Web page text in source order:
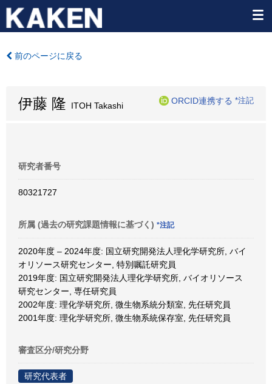
前のページに戻る
伊藤 隆 ITOH Takashi
ORCID連携する *注記
研究者番号
80321727
所属 (過去の研究課題情報に基づく) *注記
2020年度 – 2024年度: 国立研究開発法人理化学研究所, バイ
オリソース研究センター, 特別嘱託研究員
2019年度: 国立研究開発法人理化学研究所, バイオリソース
研究センター, 専任研究員
2002年度: 理化学研究所, 微生物系統分類室, 先任研究員
2001年度: 理化学研究所, 微生物系統保存室, 先任研究員
審査区分/研究分野
研究代表者